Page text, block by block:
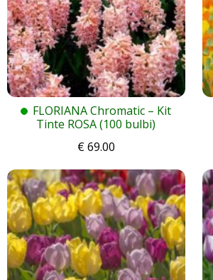
FLORIANA Chromatic – Kit
Tinte ROSA (100 bulbi)
€69.00